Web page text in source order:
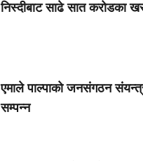
निस्दीबाट साढे सात करोडका
एमाले पाल्पाको जनसंगठन
सम्पन्न